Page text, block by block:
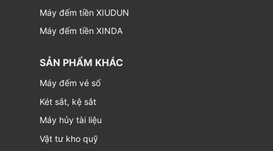
Máy đếm tiền XIUDUN
Máy đếm tiền XINDA
SẢN PHẨM KHÁC
Máy đếm vé số
Két sắt, kệ sắt
Máy hủy tài liệu
Vật tư kho quỹ